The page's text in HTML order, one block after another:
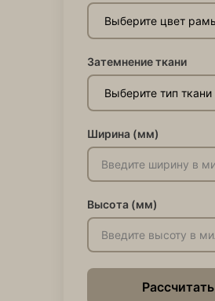
Затемнение ткани
Ширина (мм)
Высота (мм)
Рассчитать